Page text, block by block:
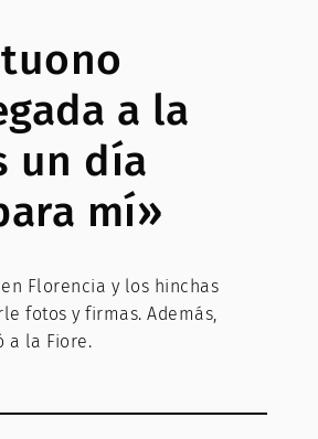
a la
un día
mí»
Florencia y los hinchas
fotos y firmas. Además,
a la Fiore.